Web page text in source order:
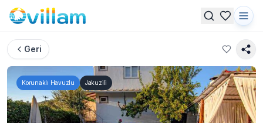
Geri
Korunaklı Havuzlu Jakuzili